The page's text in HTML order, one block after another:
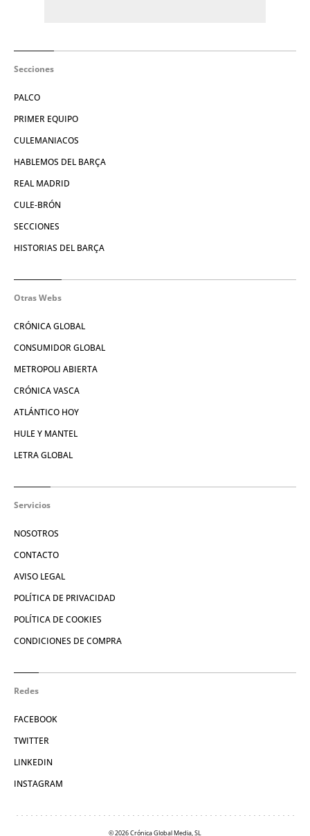
Secciones
PALCO
PRIMER EQUIPO
CULEMANIACOS
HABLEMOS DEL BARÇA
REAL MADRID
CULE-BRÓN
SECCIONES
HISTORIAS DEL BARÇA
Otras Webs
CRÓNICA GLOBAL
CONSUMIDOR GLOBAL
METROPOLI ABIERTA
CRÓNICA VASCA
ATLÁNTICO HOY
HULE Y MANTEL
LETRA GLOBAL
Servicios
NOSOTROS
CONTACTO
AVISO LEGAL
POLÍTICA DE PRIVACIDAD
POLÍTICA DE COOKIES
CONDICIONES DE COMPRA
Redes
FACEBOOK
TWITTER
LINKEDIN
INSTAGRAM
© 2026 Crónica Global Media, SL